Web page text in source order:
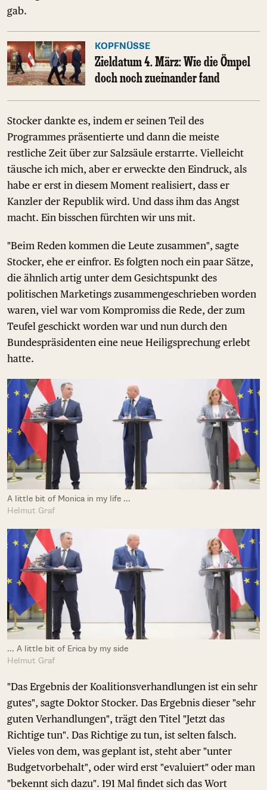
gab.
KOPFNÜSSE
Zieldatum 4. März: Wie die Ömpel
doch noch zueinander fand
Stocker dankte es, indem er seinen Teil des
Programmes präsentierte und dann die meiste
restliche Zeit über zur Salzsäule erstarrte. Vielleicht
täusche ich mich, aber er erweckte den Eindruck, als
habe er erst in diesem Moment realisiert, dass er
Kanzler der Republik wird. Und dass ihm das Angst
macht. Ein bisschen fürchten wir uns mit.
"Beim Reden kommen die Leute zusammen", sagte
Stocker, ehe er einfror. Es folgten noch ein paar Sätze,
die ähnlich artig unter dem Gesichtspunkt des
politischen Marketings zusammengeschrieben worden
waren, viel war vom Kompromiss die Rede, der zum
Teufel geschickt worden war und nun durch den
Bundespräsidenten eine neue Heiligsprechung erlebt
hatte.
A little bit of Monica in my life ...
Helmut Graf
... A little bit of Erica by my side
Helmut Graf
"Das Ergebnis der Koalitionsverhandlungen ist ein sehr
gutes", sagte Doktor Stocker. Das Ergebnis dieser "sehr
guten Verhandlungen", trägt den Titel "Jetzt das
Richtige tun". Das Richtige zu tun, ist selten falsch.
Vieles von dem, was geplant ist, steht aber "unter
Budgetvorbehalt", oder wird erst "evaluiert" oder man
"bekennt sich dazu". 191 Mal findet sich das Wort